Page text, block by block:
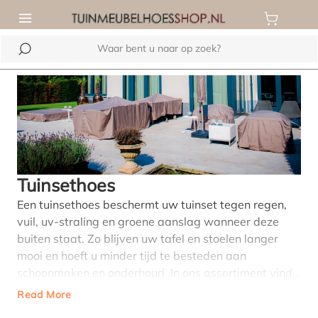
hoofdinhoud
Tuinsethoes
Een tuinsethoes beschermt uw tuinset tegen regen,
vuil, uv-straling en groene aanslag wanneer deze
buiten staat. Zo blijven uw tafel en stoelen langer
mooi en hoeft u minder tijd te besteden aan
schoonmaken en onderhoud. In ons assortiment vindt
u tuinset beschermhoezen in verschillende maten en
Read More